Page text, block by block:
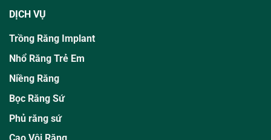
DỊCH VỤ
Trồng Răng Implant
Nhổ Răng Trẻ Em
Niềng Răng
Bọc Răng Sứ
Phủ răng sứ